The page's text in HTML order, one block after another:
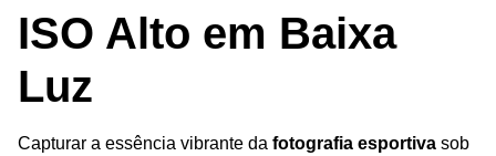
ISO Alto em Baixa
Luz
Capturar a essência vibrante da fotografia esportiva sob